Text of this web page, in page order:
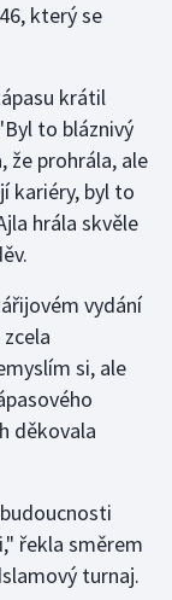
který se
krátil
to bláznivý
že prohrála, ale
kariéry, byl to
hrála skvěle
vydání
si, ale
děkovala
řekla směrem
turnaj.